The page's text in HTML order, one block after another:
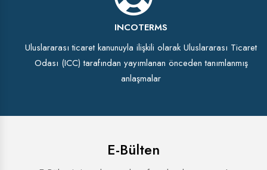
INCOTERMS
Uluslararası ticaret kanunuyla ilişkili olarak Uluslararası Ticaret
Odası (ICC) tarafından yayımlanan önceden tanımlanmış
anlaşmalar
E-Bülten